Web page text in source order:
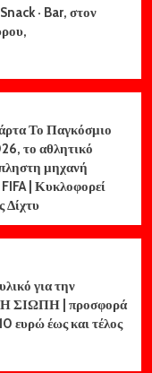
· Bar, στον
Το Παγκόσμιο
το αθλητικό
μηχανή
| Κυκλοφορεί
Δίχτυ
για την
ΣΙΩΠΗ | προσφορά
ευρώ έως και τέλος